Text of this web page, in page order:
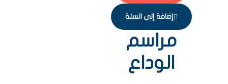
إضافة إلى السلة
مراسم
الوداع